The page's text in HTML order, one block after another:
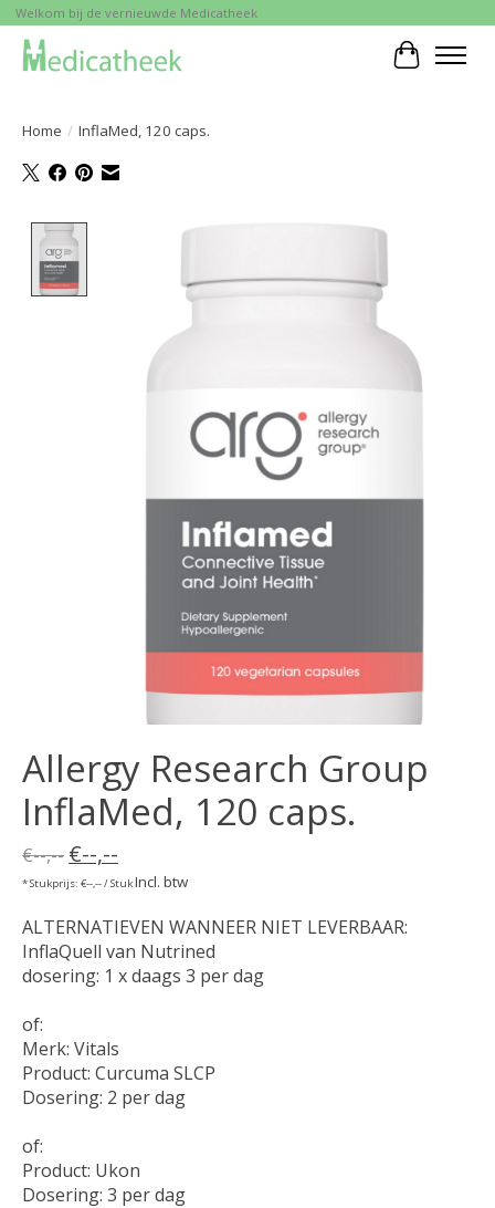
Welkom bij de vernieuwde Medicatheek
Home / InflaMed, 120 caps.
Product image slideshow Items
Allergy Research Group
InflaMed, 120 caps.
€--,-- €--,--
* Stukprijs: €--,-- / StukIncl. btw
ALTERNATIEVEN WANNEER NIET LEVERBAAR:
InflaQuell van Nutrined
dosering: 1 x daags 3 per dag
of:
Merk: Vitals
Product: Curcuma SLCP
Dosering: 2 per dag
of:
Product: Ukon
Dosering: 3 per dag